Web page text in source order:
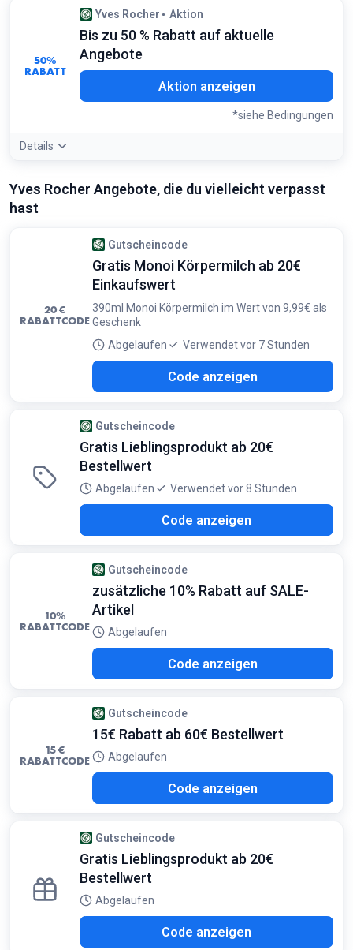
Bedingungen:
Gilt nur beim Kauf von 5 frei wählbaren Produkten
50%
RABATT
Yves Rocher Aktion
Bis zu 50 % Rabatt auf aktuelle
Angebote
Aktion anzeigen
*siehe Bedingungen
Details
regelmäßig reduziert; vergleiche die Katalogpreise mit den
aktuellen Online-Preisen
Preise im Vergleich zum Katalog
Yves Rocher Angebote, die du vielleicht verpasst
hast
20 €
RABATTCODE
Gutscheincode
Gratis Monoi Körpermilch ab 20€
Einkaufswert
390ml Monoi Körpermilch im Wert von 9,99€ als
Geschenk
Abgelaufen
Verwendet vor 7 Stunden
Code anzeigen
Gutscheincode
Gratis Lieblingsprodukt ab 20€
Bestellwert
Abgelaufen Verwendet vor 8 Stunden
Code anzeigen
10%
RABATTCODE
Gutscheincode
zusätzliche 10% Rabatt auf SALE-
Artikel
Abgelaufen
Code anzeigen
15 €
RABATTCODE
Gutscheincode
15€ Rabatt ab 60€ Bestellwert
Abgelaufen
Code anzeigen
Gutscheincode
Gratis Lieblingsprodukt ab 20€
Bestellwert
Abgelaufen
Code anzeigen